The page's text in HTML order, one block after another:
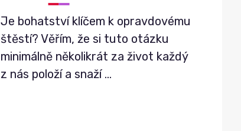
Je bohatství klíčem k opravdovému
štěstí? Věřím, že si tuto otázku
minimálně několikrát za život každý
z nás položí a snaží …